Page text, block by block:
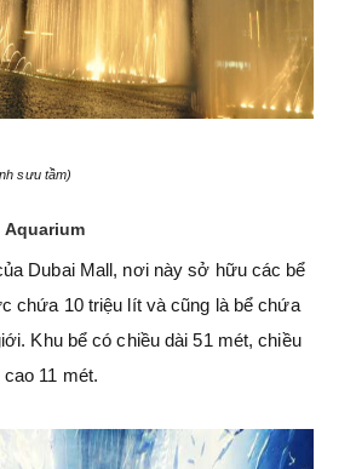
sưu tầm)
Dubai Mall, nơi này sở hữu các bể
chứa 10 triệu lít và cũng là bể chứa
Khu bể có chiều dài 51 mét, chiều
11 mét.